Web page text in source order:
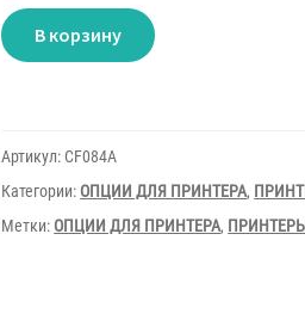
Количество
товара
Tray
sheet
Paper
and
Media
В корзину
Артикул: CF084A
Категории: ОПЦИИ ДЛЯ ПРИНТЕРА,
Метки: ОПЦИИ ДЛЯ ПРИНТЕРА,